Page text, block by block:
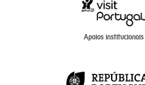
Apoios institucionais